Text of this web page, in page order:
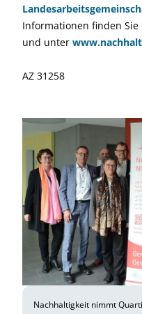
Informationen finden
und unter
AZ 31258
Nachhaltigkeit nimmt